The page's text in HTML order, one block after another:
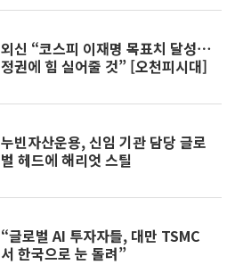
외신 “코스피 이재명 목표치 달성⋯
정권에 힘 실어줄 것” [오천피시대]
누빈자산운용, 신임 기관 담당 글로
벌 헤드에 해리엇 스틸
“글로벌 AI 투자자들, 대만 TSMC
서 한국으로 눈 돌려”